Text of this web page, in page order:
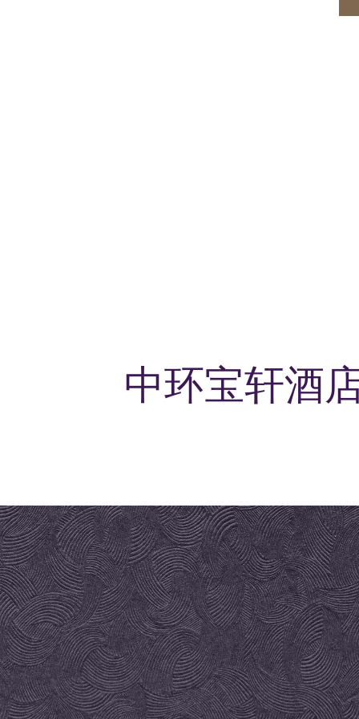
中环宝轩酒